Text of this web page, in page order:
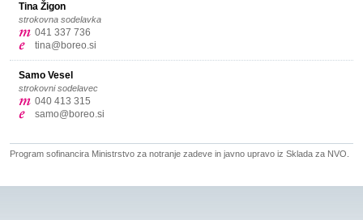
Tina Žigon
strokovna sodelavka
041 337 736
tina@boreo.si
Samo Vesel
strokovni sodelavec
040 413 315
samo@boreo.si
Program sofinancira Ministrstvo za notranje zadeve in javno upravo iz Sklada za NVO.